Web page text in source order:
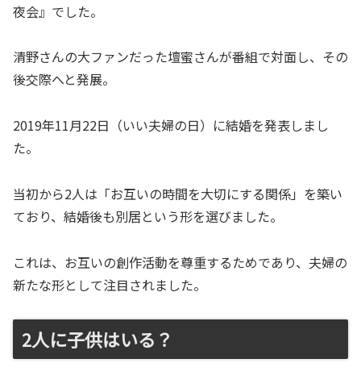
夜会』でした。
清野さんの大ファンだった壇蜜さんが番組で対面し、その
後交際へと発展。
2019年11月22日（いい夫婦の日）に結婚を発表しまし
た。
当初から2人は「お互いの時間を大切にする関係」を築い
ており、結婚後も別居という形を選びました。
これは、お互いの創作活動を尊重するためであり、夫婦の
新たな形として注目されました。
2人に子供はいる？